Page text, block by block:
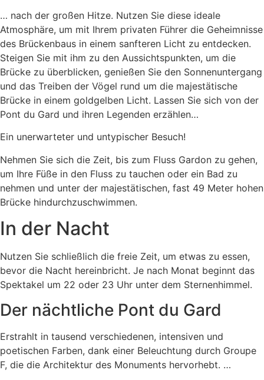
… nach der großen Hitze. Nutzen Sie diese ideale
Atmosphäre, um mit Ihrem privaten Führer die Geheimnisse
des Brückenbaus in einem sanfteren Licht zu entdecken.
Steigen Sie mit ihm zu den Aussichtspunkten, um die
Brücke zu überblicken, genießen Sie den Sonnenuntergang
und das Treiben der Vögel rund um die majestätische
Brücke in einem goldgelben Licht. Lassen Sie sich von der
Pont du Gard und ihren Legenden erzählen…
Ein unerwarteter und untypischer Besuch!
Nehmen Sie sich die Zeit, bis zum Fluss Gardon zu gehen,
um Ihre Füße in den Fluss zu tauchen oder ein Bad zu
nehmen und unter der majestätischen, fast 49 Meter hohen
Brücke hindurchzuschwimmen.
In der Nacht
Nutzen Sie schließlich die freie Zeit, um etwas zu essen,
bevor die Nacht hereinbricht. Je nach Monat beginnt das
Spektakel um 22 oder 23 Uhr unter dem Sternenhimmel.
Der nächtliche Pont du Gard
Erstrahlt in tausend verschiedenen, intensiven und
poetischen Farben, dank einer Beleuchtung durch Groupe
F, die die Architektur des Monuments hervorhebt. …